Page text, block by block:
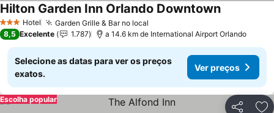
3 EstrelasHotel Garden Grille & Bar no local
Hilton Garden Inn Orlando DowntownVer preços
8,5 Excelente 1.787 a 14.6 km de International Airport Orlando
Selecione as datas para ver os preços
exatos.
Ver preços
Escolha popular